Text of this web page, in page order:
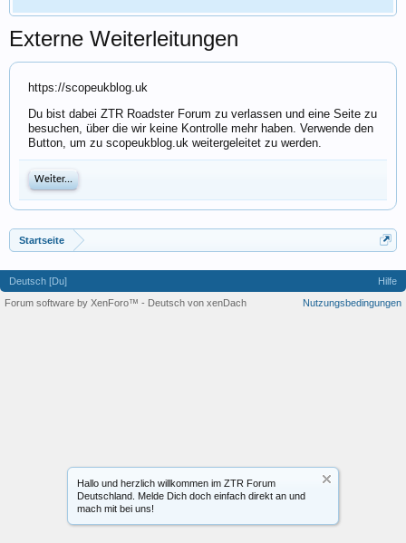
Hallo und herzlich willkommen im ZTR Forum
Deutschland. Melde Dich doch einfach direkt an und
mach mit bei uns!
Externe Weiterleitungen
https://scopeukblog.uk
Du bist dabei ZTR Roadster Forum zu verlassen und eine Seite zu
besuchen, über die wir keine Kontrolle mehr haben. Verwende den
Button, um zu scopeukblog.uk weitergeleitet zu werden.
Weiter...
Startseite
Deutsch [Du]
Hilfe
Nutzungsbedingungen
Forum software by XenForo™ - Deutsch von xenDach